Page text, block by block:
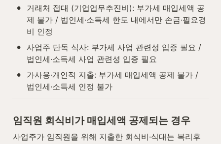
•
거래처 접대 (기업업무추진비): 부가세 매입세액 공
제 불가 / 법인세·소득세 한도 내에서만 손금·필요경
비 인정
• 사업주 단독 식사: 부가세 사업 관련성 입증 필요 /
법인세·소득세 사업 관련성 입증 필요
•
가사용·개인적 지출: 부가세 매입세액 공제 불가 /
법인세·소득세 인정 불가
임직원 회식비가 매입세액 공제되는 경우
사업주가 임직원을 위해 지출한 회식비·식대는 복리후